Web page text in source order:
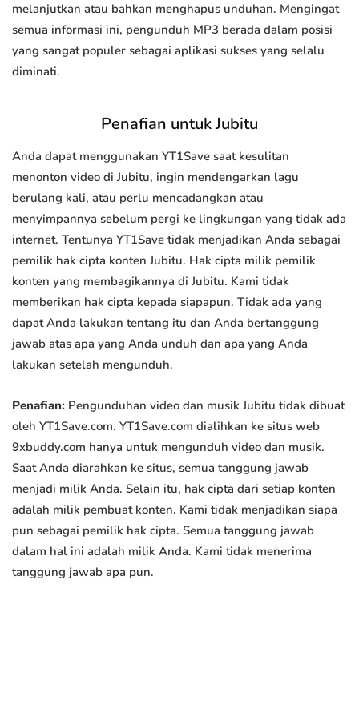
melanjutkan atau bahkan menghapus unduhan. Mengingat
semua informasi ini, pengunduh MP3 berada dalam posisi
yang sangat populer sebagai aplikasi sukses yang selalu
diminati.
Penafian untuk Jubitu
Anda dapat menggunakan YT1Save saat kesulitan
menonton video di Jubitu, ingin mendengarkan lagu
berulang kali, atau perlu mencadangkan atau
menyimpannya sebelum pergi ke lingkungan yang tidak ada
internet. Tentunya YT1Save tidak menjadikan Anda sebagai
pemilik hak cipta konten Jubitu. Hak cipta milik pemilik
konten yang membagikannya di Jubitu. Kami tidak
memberikan hak cipta kepada siapapun. Tidak ada yang
dapat Anda lakukan tentang itu dan Anda bertanggung
jawab atas apa yang Anda unduh dan apa yang Anda
lakukan setelah mengunduh.
Penafian: Pengunduhan video dan musik Jubitu tidak dibuat
oleh YT1Save.com. YT1Save.com dialihkan ke situs web
9xbuddy.com hanya untuk mengunduh video dan musik.
Saat Anda diarahkan ke situs, semua tanggung jawab
menjadi milik Anda. Selain itu, hak cipta dari setiap konten
adalah milik pembuat konten. Kami tidak menjadikan siapa
pun sebagai pemilik hak cipta. Semua tanggung jawab
dalam hal ini adalah milik Anda. Kami tidak menerima
tanggung jawab apa pun.